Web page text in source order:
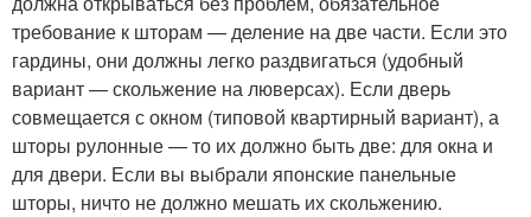
требование к шторам — деление на две части. Если это
гардины, они должны легко раздвигаться (удобный
вариант — скольжение на люверсах). Если дверь
совмещается с окном (типовой квартирный вариант), а
шторы рулонные — то их должно быть две: для окна и
для двери. Если вы выбрали японские панельные
шторы, ничто не должно мешать их скольжению.